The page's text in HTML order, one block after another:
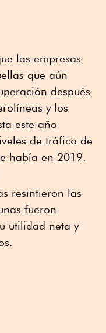
las empresas
que aún
después
y los
este año
de tráfico de
había en 2019.
resintieron las
fueron
utilidad neta y